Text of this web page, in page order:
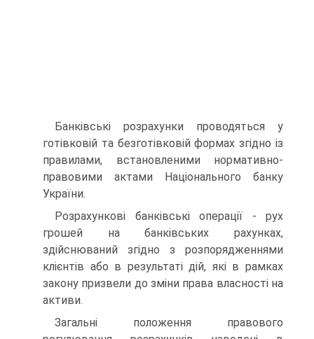
Банківські розрахунки проводяться у
готівковій та безготівковій формах згідно із
правилами, встановленими нормативно-
правовими актами Національного банку
України.
Розрахункові банківські операції - рух
грошей на банківських рахунках,
здійснюваний згідно з розпорядженнями
клієнтів або в результаті дій, які в рамках
закону призвели до зміни права власності на
активи.
Загальні положення правового